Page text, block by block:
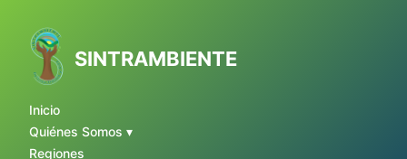
SINTRAMBIENTE
Inicio
Quiénes Somos ▾
Regiones
contenido